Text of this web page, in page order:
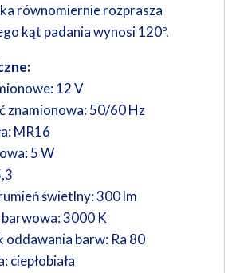
równomiernie rozprasza
kąt padania wynosi 120º.
12 V
znamionowa: 50/60 Hz
MR16
5 W
świetlny: 300 lm
3000 K
oddawania barw: Ra 80
ciepłobiała